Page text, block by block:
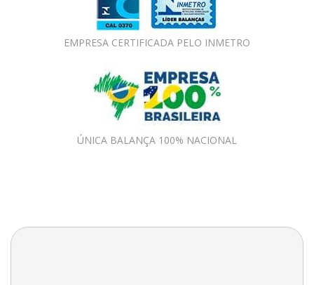
EMPRESA CERTIFICADA PELO INMETRO
ÚNICA BALANÇA 100% NACIONAL